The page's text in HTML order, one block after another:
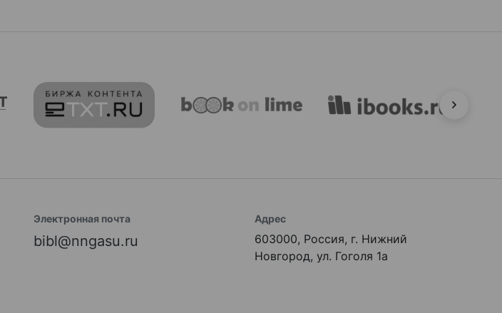
Электронная почта
bibl@nngasu.ru
Адрес
603000, Россия, г. Нижний
Новгород, ул. Гоголя 1а